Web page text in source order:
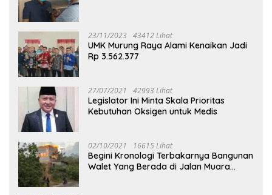
23/11/2023 43412 Lihat
UMK Murung Raya Alami Kenaikan Jadi
Rp 3.562.377
27/07/2021 42993 Lihat
Legislator Ini Minta Skala Prioritas
Kebutuhan Oksigen untuk Medis
02/10/2021 16615 Lihat
Begini Kronologi Terbakarnya Bangunan
Walet Yang Berada di Jalan Muara